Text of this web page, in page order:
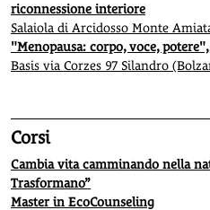
riconnessione interiore
Salaiola di Arcidosso Monte
"Menopausa: corpo, voce,
Basis via Corzes 97 Silandro
Corsi
Cambia vita camminando nella
Trasformano”
Master in EcoCounseling